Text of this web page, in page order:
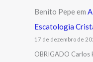
Benito Pepe em
Escatologia
17 de dezembro de
OBRIGADO Carlos